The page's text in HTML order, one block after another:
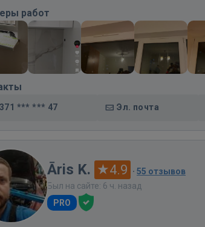
работ
*** *** 47 Эл. почта
Āris K. 4.9 · 55 отзывов
Был на сайте: 6 ч. назад
PRO